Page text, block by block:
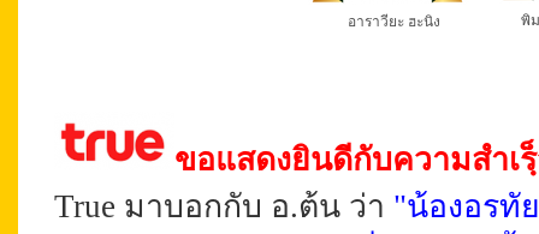
อาราวียะ ฮะนิง พิมพ์
ขอแสดงยินดีกับความสำเ
True มาบอกกับ อ.ต้น ว่า "น้องอรทั